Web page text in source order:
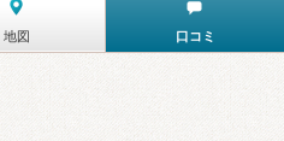
地図 口コミ